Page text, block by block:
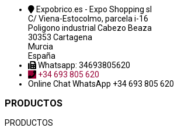
Expobrico.es - Expo Shopping sl
C/ Viena-Estocolmo, parcela i-16
Poligono industrial Cabezo Beaza
30353 Cartagena
Murcia
España
Whatsapp: 34693805620
+34 693 805 620
Online ChatWhatsApp +34 693 805 620
PRODUCTOS
PRODUCTOS